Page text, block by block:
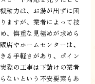
動力は、お湯が出ずに困
ますが、業者によって技
、慎重な見極めが求めら
店やホームセンターは、
る手軽さがあり、ポイン
際の工事は下請けの業者
ないという不安要素もあ